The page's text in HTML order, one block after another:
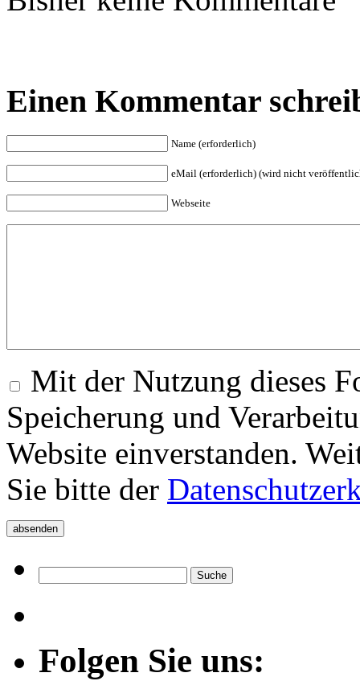
Einen Kommentar
Name (erforderlich)
eMail (erforderlich) (wird nicht
Webseite
Mit der Nutzung dieses
Speicherung und
Website einverstanden.
Sie bitte der
Folgen Sie uns: